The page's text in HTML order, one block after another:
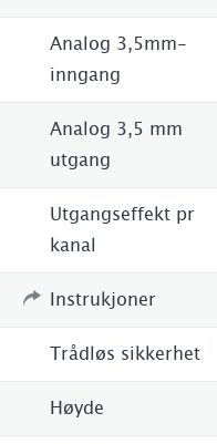
Analog 3,5mm-
inngang
Analog 3,5 mm
utgang
Utgangseffekt pr
kanal
Instrukjoner
Trådløs sikkerhet
Høyde